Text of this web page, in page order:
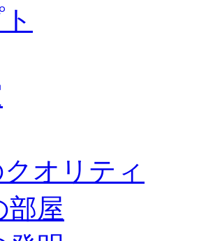
オリティ
部屋